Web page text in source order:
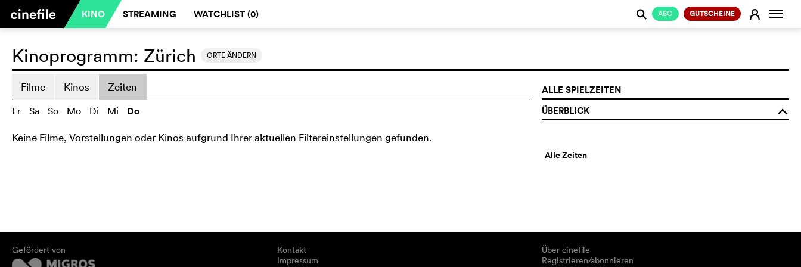
KINO STREAMING WATCHLIST (0) ABO GUTSCHEINE E
j
Kinoprogramm: Zürich ORTE ÄNDERN
Filme Kinos Zeiten
Fr Sa So Mo Di Mi Do
Keine Filme, Vorstellungen oder Kinos aufgrund Ihrer aktuellen Filtereinstellungen gefunden.
ALLE SPIELZEITEN
ÜBERBLICK
o
Alle Zeiten
Gefördert von
Kontakt
Impressum
Über cinefile
Registrieren/abonnieren